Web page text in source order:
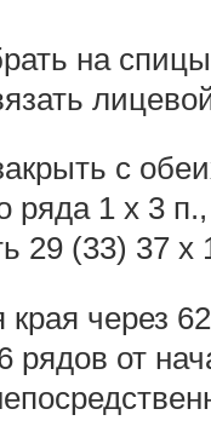
на
с
ряда 1 x 3
29 (33) 37
через
рядов от